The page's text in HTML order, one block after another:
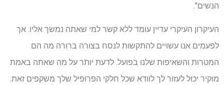
הנשים".
העיקרון העיקרי עדיין עומד ללא קשר למי שאתה נמשך אליו. אך
לפעמים אנו עשויים להתקשות לנסח בצורה ברורה מה הם
המטרות והשאיפות שלנו בפועל. לדעת יותר על מה שאתה באמת
מוקיר יכול לעזור לך לוודא שכל חלקי הפרופיל שלך משקפים זאת.